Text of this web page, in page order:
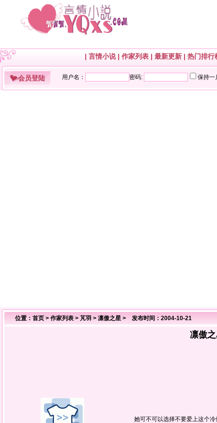
| 言情小说| 作家列表 | 最新更新 | 热门排行
会员登陆
位置： 首页 > 作家列表 > 芃羽 > 凛傲之星 > 发布时间：2004-10-21
凛傲
她可不可以选择不要爱上这个冷